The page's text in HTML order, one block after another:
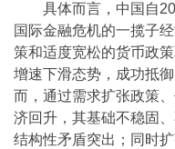
具体而言，中国自
国际金融危机的一揽子
策和适度宽松的货币政
增速下滑态势，成功抵
而，通过需求扩张政策
济回升，其基础不稳固
结构性矛盾突出；同时